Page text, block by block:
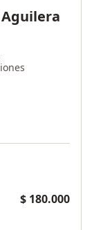
$ 180.000